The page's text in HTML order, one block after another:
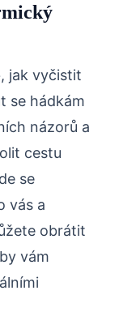
jak vyčistit
se hádkám
názorů a
cestu
se
vás a
obrátit
vám